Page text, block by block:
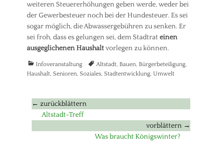
weiteren Steuererhöhungen geben werde, weder bei
der Gewerbesteuer noch bei der Hundesteuer. Es sei
sogar möglich, die Abwassergebühren zu senken. Er
sei froh, dass es gelungen sei, dem Stadtrat einen
ausgeglichenen Haushaltvorlegen zu können.
Kategorien
Infoveranstaltung TagsAltstadt, Bauen, Bürgerbeteiligung,
Haushalt, Senioren, Soziales, Stadtentwicklung, Umwelt
Beitragsnavigation
← zurückblättern
Vorheriger
Altstadt-Treff
vorblättern →
Was braucht Königswinter?